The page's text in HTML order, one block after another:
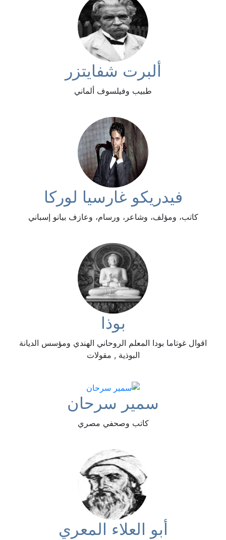
ألبرت شفايتزر
طبيب وفيلسوف ألماني
فيدريكو غارسيا لوركا
كاتب، ومؤلف، وشاعر، ورسام، وعازف بيانو إسباني
بوذا
اقوال غوتاما بودا المعلم الروحاني الهندي ومؤسس الديانة
البوذية , مقولات
سمير سرحان
كاتب وصحفي مصري
أبو العلاء المعري